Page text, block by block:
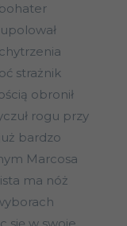
strażnik
obronił
rogu przy
bardzo
Marcosa
ma nóż